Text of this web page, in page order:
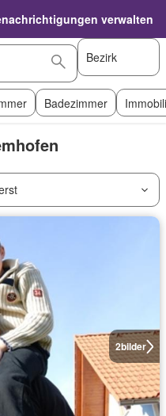
verwalten
Bezirk
Badezimmer
2bilder